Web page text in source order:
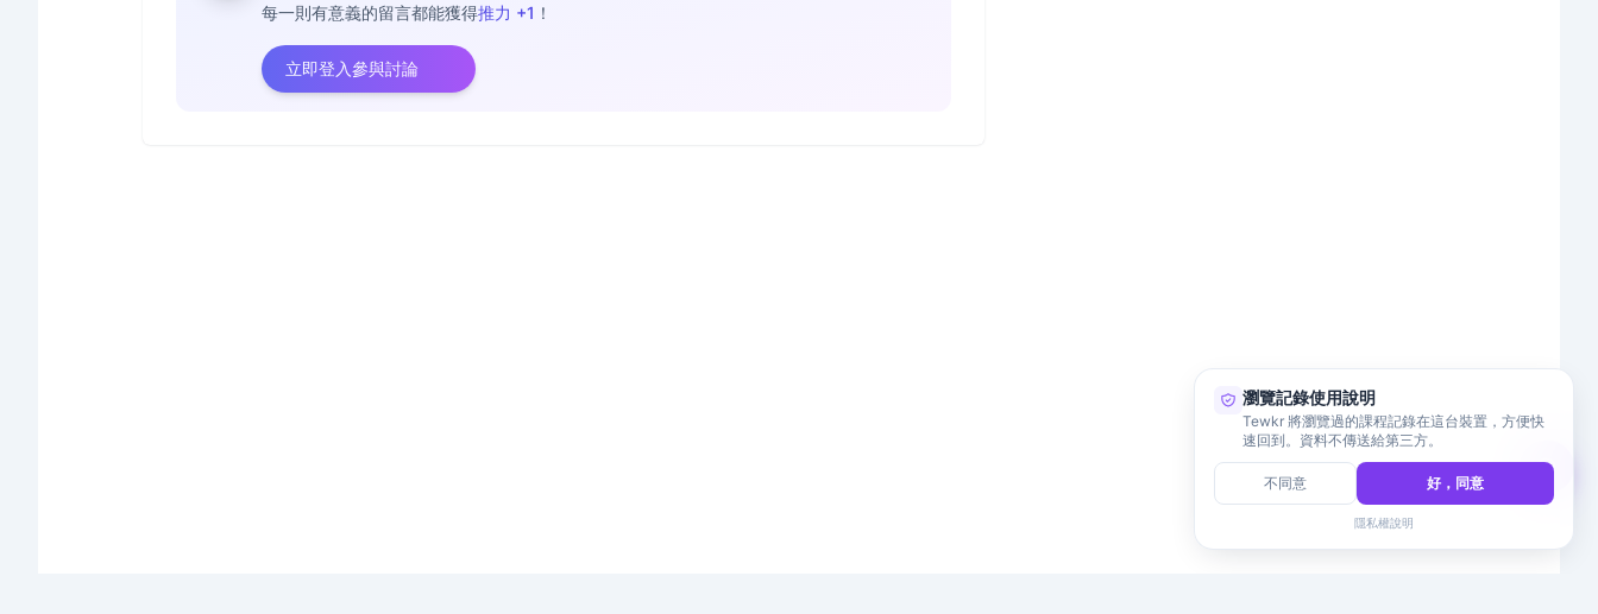
每一則有意義的留言都能獲得推力 +1 ！
立即登入參與討論
瀏覽記錄使用說明
Tewkr 將瀏覽過的課程記錄在這台裝置，方便快
速回到。資料不傳送給第三方。
不同意 好，同意
隱私權說明